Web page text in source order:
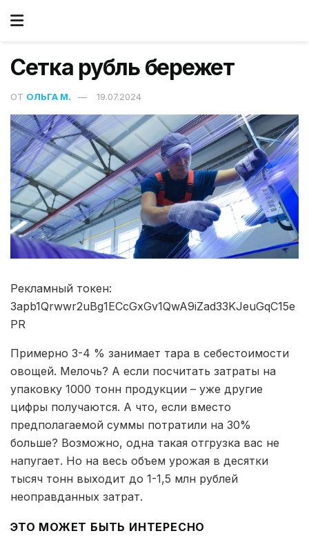
Сетка рубль бережет
ОТ ОЛЬГА М. 19.07.2024
Рекламный токен:
3apb1Qrwwr2uBg1ECcGxGv1QwA9iZad33KJeuGqC15e
PR
Примерно 3-4 % занимает тара в себестоимости
овощей. Мелочь? А если посчитать затраты на
упаковку 1000 тонн продукции – уже другие
цифры получаются. А что, если вместо
предполагаемой суммы потратили на 30%
больше? Возможно, одна такая отгрузка вас не
напугает. Но на весь объем урожая в десятки
тысяч тонн выходит до 1-1,5 млн рублей
неоправданных затрат.
ЭТО МОЖЕТ БЫТЬ ИНТЕРЕСНО